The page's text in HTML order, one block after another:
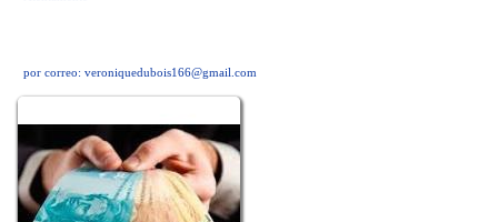
por correo: veroniquedubois166@gmail.com